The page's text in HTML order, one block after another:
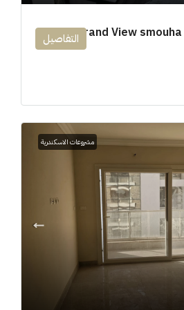
التفاصيل
مشروعات الاسكندرية